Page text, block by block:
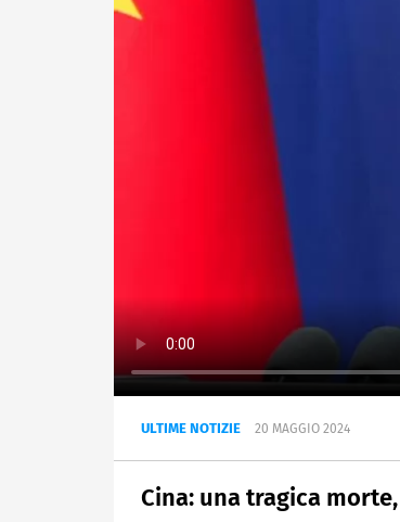
ULTIME NOTIZIE 20 MAGGIO 2024
Cina: una tragica